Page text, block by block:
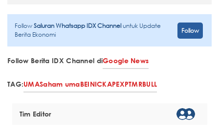
FollowSaluran Whatsapp IDX Channeluntuk Update
Berita Ekonomi
Follow
Follow Berita IDX Channel diGoogle News
TAG:UMASaham umaBEINICKAPEXPTMRBULL
Tim Editor